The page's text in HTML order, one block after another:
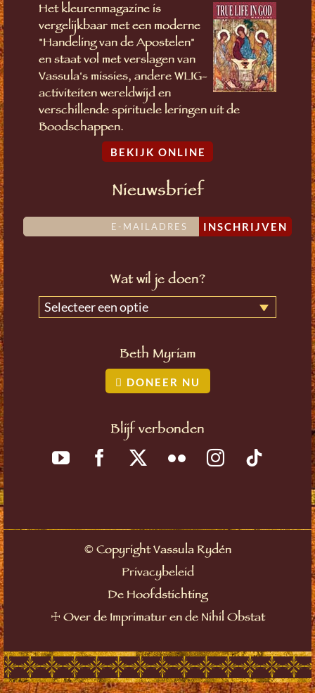
Het kleurenmagazine is
vergelijkbaar met een moderne
"Handeling van de Apostelen"
en staat vol met verslagen van
Vassula's missies, andere WLIG-
activiteiten wereldwijd en
verschillende spirituele leringen uit de
Boodschappen.
BEKIJK ONLINE
Nieuwsbrief
INSCHRIJVEN
Wat wil je doen?
Selecteer een optie
Beth Myriam
DONEER NU
Blijf verbonden
©Copyright Vassula Rydén
Privacybeleid
De Hoofdstichting
☩ Over de Imprimatur en de Nihil Obstat